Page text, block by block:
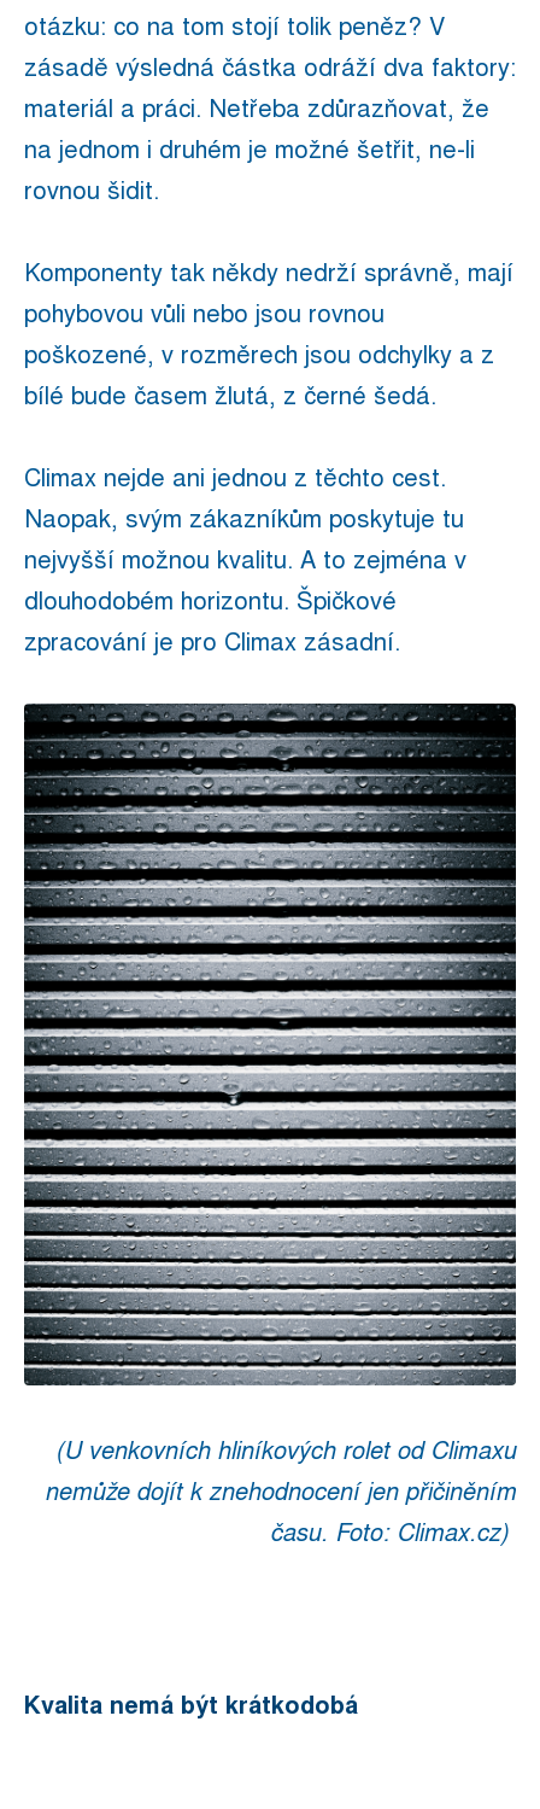
otázku: co na tom stojí tolik peněz? V
zásadě výsledná částka odráží dva faktory:
materiál a práci. Netřeba zdůrazňovat, že
na jednom i druhém je možné šetřit, ne-li
rovnou šidit.
Komponenty tak někdy nedrží správně, mají
pohybovou vůli nebo jsou rovnou
poškozené, v rozměrech jsou odchylky a z
bílé bude časem žlutá, z černé šedá.
Climax nejde ani jednou z těchto cest.
Naopak, svým zákazníkům poskytuje tu
nejvyšší možnou kvalitu. A to zejména v
dlouhodobém horizontu. Špičkové
zpracování je pro Climax zásadní.
(U venkovních hliníkových rolet od Climaxu
nemůže dojít k znehodnocení jen přičiněním
času. Foto: Climax.cz)
Kvalita nemá být krátkodobá